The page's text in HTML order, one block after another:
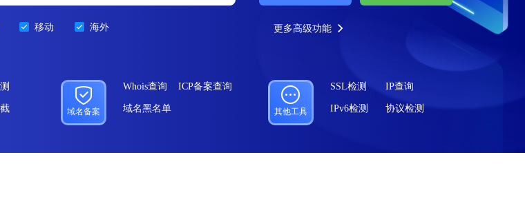
移动 海外 更多高级功能
域名备案
Whois查询 ICP备案查询
域名黑名单 其他工具
SSL检测 IP查询
IPv6检测 协议检测